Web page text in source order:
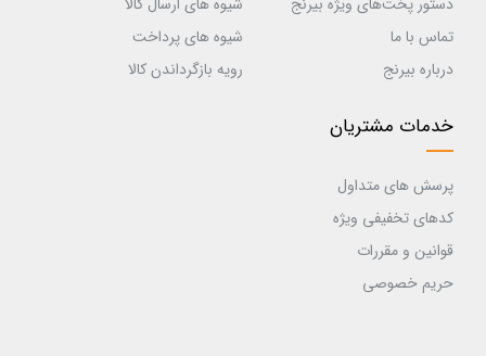
تماس با ما
درباره بیرنج
شیوه های پرداخت
رویه بازگرداندن کالا
خدمات مشتریان
پرسش های متداول
کدهای تخفیفی ویژه
قوانین و مقررات
حریم خصوصی